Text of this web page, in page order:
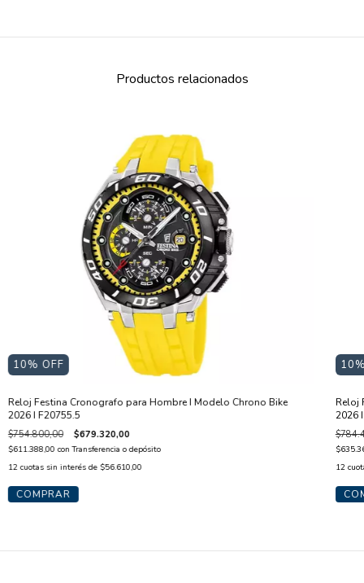
Productos relacionados
10% OFF
Reloj Festina Cronografo para Hombre I Modelo Chrono Bike
2026 I F20755.5
$754.800,00 $679.320,00
$611.388,00con Transferencia o depósito
12 cuotas sin interés de $56.610,00
10
Reloj
2026
12